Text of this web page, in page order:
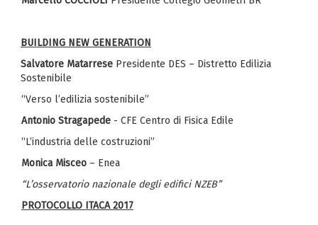
BUILDING NEW GENERATION
Salvatore Matarrese Presidente DES – Distretto Edilizia
Sostenibile
“Verso l’edilizia sostenibile”
Antonio Stragapede - CFE Centro di Fisica Edile
“L’industria delle costruzioni”
Monica Misceo – Enea
“L’osservatorio nazionale degli edifici NZEB”
PROTOCOLLO ITACA 2017